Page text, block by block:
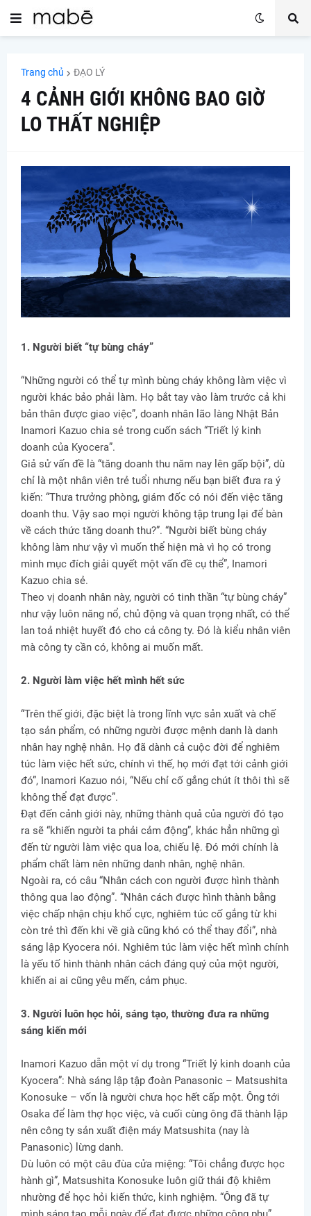
Trang chủ ĐẠO LÝ
4 CẢNH GIỚI KHÔNG BAO GIỜ
LO THẤT NGHIỆP
1. Người biết “tự bùng cháy”
“Những người có thể tự mình bùng cháy không làm việc vì
người khác bảo phải làm. Họ bắt tay vào làm trước cả khi
bản thân được giao việc”, doanh nhân lão làng Nhật Bản
Inamori Kazuo chia sẻ trong cuốn sách “Triết lý kinh
doanh của Kyocera”.
Giả sử vấn đề là “tăng doanh thu năm nay lên gấp bội”, dù
chỉ là một nhân viên trẻ tuổi nhưng nếu bạn biết đưa ra ý
kiến: “Thưa trưởng phòng, giám đốc có nói đến việc tăng
doanh thu. Vậy sao mọi người không tập trung lại để bàn
về cách thức tăng doanh thu?”. “Người biết bùng cháy
không làm như vậy vì muốn thể hiện mà vì họ có trong
mình mục đích giải quyết một vấn đề cụ thể”, Inamori
Kazuo chia sẻ.
Theo vị doanh nhân này, người có tinh thần “tự bùng cháy”
như vậy luôn năng nổ, chủ động và quan trọng nhất, có thể
lan toả nhiệt huyết đó cho cả công ty. Đó là kiểu nhân viên
mà công ty cần có, không ai muốn mất.
2. Người làm việc hết mình hết sức
“Trên thế giới, đặc biệt là trong lĩnh vực sản xuất và chế
tạo sản phẩm, có những người được mệnh danh là danh
nhân hay nghệ nhân. Họ đã dành cả cuộc đời để nghiêm
túc làm việc hết sức, chính vì thế, họ mới đạt tới cảnh giới
đó”, Inamori Kazuo nói, “Nếu chỉ cố gắng chút ít thôi thì sẽ
không thể đạt được”.
Đạt đến cảnh giới này, những thành quả của người đó tạo
ra sẽ “khiến người ta phải cảm động”, khác hẳn những gì
đến từ người làm việc qua loa, chiếu lệ. Đó mới chính là
phẩm chất làm nên những danh nhân, nghệ nhân.
Ngoài ra, có câu “Nhân cách con người được hình thành
thông qua lao động”. “Nhân cách được hình thành bằng
việc chấp nhận chịu khổ cực, nghiêm túc cố gắng từ khi
còn trẻ thì đến khi về già cũng khó có thể thay đổi”, nhà
sáng lập Kyocera nói. Nghiêm túc làm việc hết mình chính
là yếu tố hình thành nhân cách đáng quý của một người,
khiến ai ai cũng yêu mến, cảm phục.
3. Người luôn học hỏi, sáng tạo, thường đưa ra những
sáng kiến mới
Inamori Kazuo dẫn một ví dụ trong “Triết lý kinh doanh của
Kyocera”: Nhà sáng lập tập đoàn Panasonic – Matsushita
Konosuke – vốn là người chưa học hết cấp một. Ông tới
Osaka để làm thợ học việc, và cuối cùng ông đã thành lập
nên công ty sản xuất điện máy Matsushita (nay là
Panasonic) lừng danh.
Dù luôn có một câu đùa cửa miệng: “Tôi chẳng được học
hành gì”, Matsushita Konosuke luôn giữ thái độ khiêm
nhường để học hỏi kiến thức, kinh nghiệm. “Ông đã tự